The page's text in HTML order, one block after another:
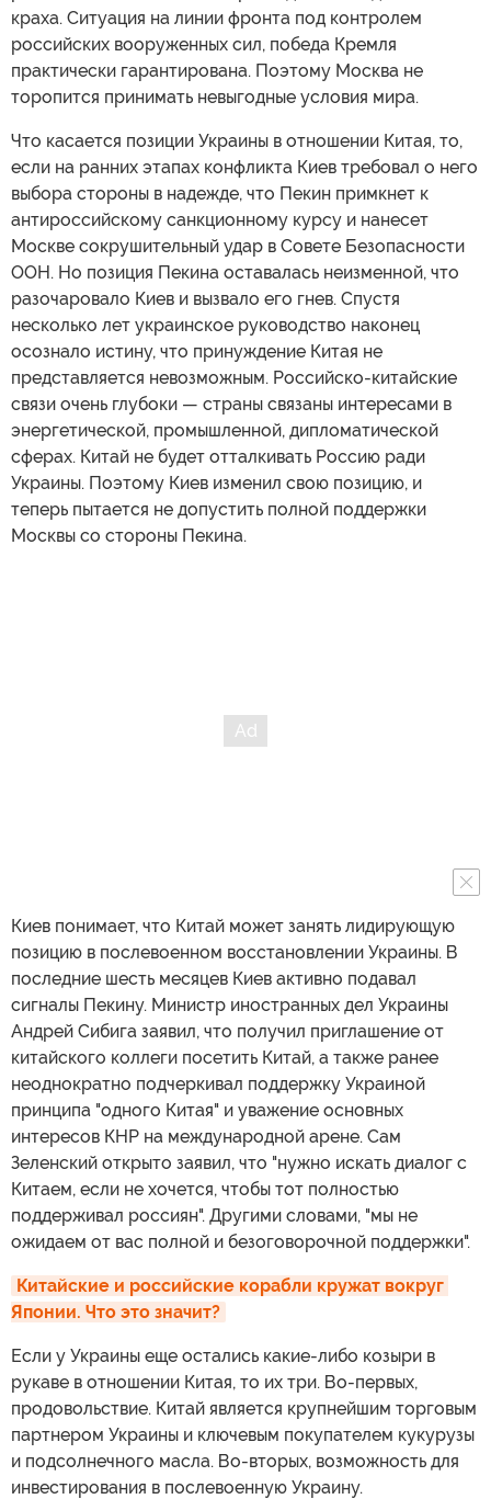
краха. Ситуация на линии фронта под контролем
российских вооруженных сил, победа Кремля
практически гарантирована. Поэтому Москва не
торопится принимать невыгодные условия мира.
Что касается позиции Украины в отношении Китая, то,
если на ранних этапах конфликта Киев требовал о него
выбора стороны в надежде, что Пекин примкнет к
антироссийскому санкционному курсу и нанесет
Москве сокрушительный удар в Совете Безопасности
ООН. Но позиция Пекина оставалась неизменной, что
разочаровало Киев и вызвало его гнев. Спустя
несколько лет украинское руководство наконец
осознало истину, что принуждение Китая не
представляется невозможным. Российско-китайские
связи очень глубоки — страны связаны интересами в
энергетической, промышленной, дипломатической
сферах. Китай не будет отталкивать Россию ради
Украины. Поэтому Киев изменил свою позицию, и
теперь пытается не допустить полной поддержки
Москвы со стороны Пекина.
Киев понимает, что Китай может занять лидирующую
позицию в послевоенном восстановлении Украины. В
последние шесть месяцев Киев активно подавал
сигналы Пекину. Министр иностранных дел Украины
Андрей Сибига заявил, что получил приглашение от
китайского коллеги посетить Китай, а также ранее
неоднократно подчеркивал поддержку Украиной
принципа "одного Китая" и уважение основных
интересов КНР на международной арене. Сам
Зеленский открыто заявил, что "нужно искать диалог с
Китаем, если не хочется, чтобы тот полностью
поддерживал россиян". Другими словами, "мы не
ожидаем от вас полной и безоговорочной поддержки".
Китайские и российские корабли кружат вокруг
Японии. Что это значит?
Если у Украины еще остались какие-либо козыри в
рукаве в отношении Китая, то их три. Во-первых,
продовольствие. Китай является крупнейшим торговым
партнером Украины и ключевым покупателем кукурузы
и подсолнечного масла. Во-вторых, возможность для
инвестирования в послевоенную Украину.